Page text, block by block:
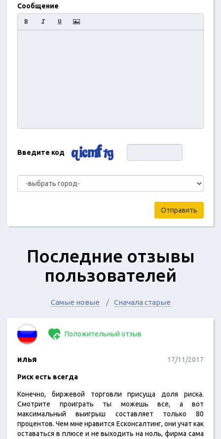
Сообщение
Введите код
Отправить
Последние отзывы
пользователей
Самые новые Сначала старые
Положительный отзыв
илья 17/11/2017
Риск есть всегда
Конечно, биржевой торговли присуща доля риска.
Смотрите проиграть ты можешь все, а вот
максимальный выигрыш составляет только 80
процентов. Чем мне нравится Есконсалтинг, они учат как
оставаться в плюсе и не выходить на ноль, фирма сама